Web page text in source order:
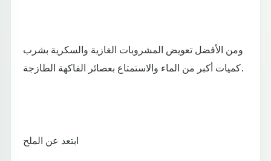
ومن الأفضل تعويض المشروبات الغازية والسكرية بشرب
كميات أكبر من الماء والاستمتاع بعصائر الفاكهة الطازجة.
ابتعد عن الملح